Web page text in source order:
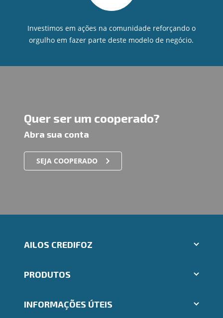
Investimos em ações na comunidade reforçando o
orgulho em fazer parte deste modelo de negócio.
Quer ser um cooperado?
Abra sua conta
SEJA COOPERADO
AILOS CREDIFOZ
Indique um amigo
Trabalhe Conosco
Ailos Educação
PRODUTOS
Consórcios
INFORMAÇÕES ÚTEIS